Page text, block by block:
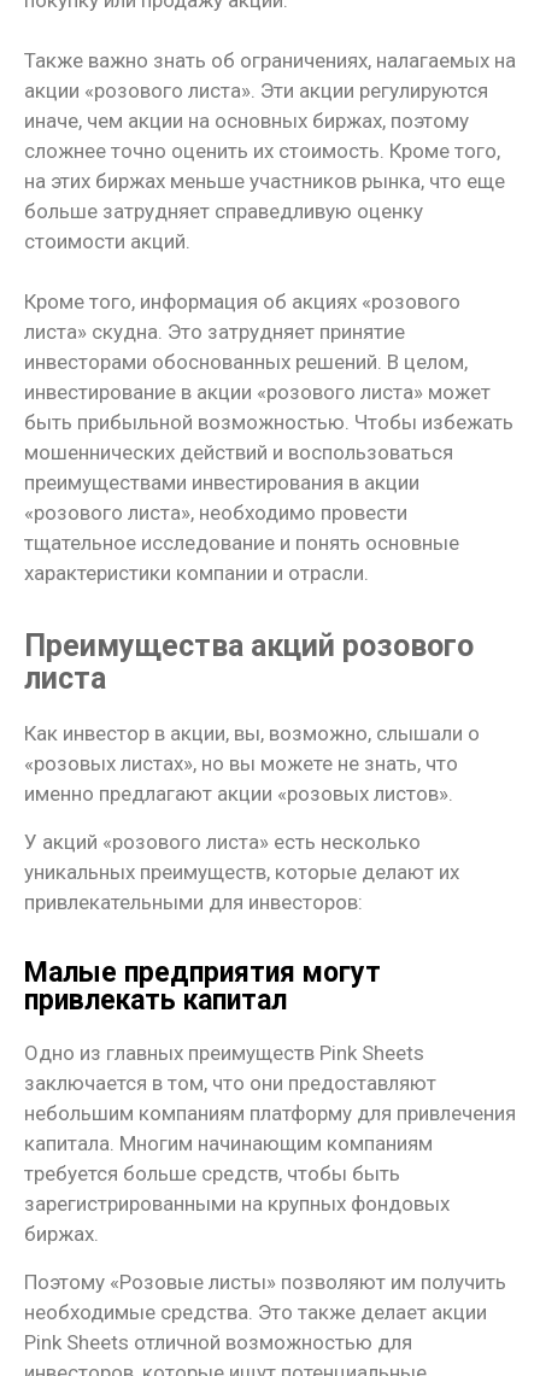
Также важно знать об ограничениях, налагаемых на
акции «розового листа». Эти акции регулируются
иначе, чем акции на основных биржах, поэтому
сложнее точно оценить их стоимость. Кроме того,
на этих биржах меньше участников рынка, что еще
больше затрудняет справедливую оценку
стоимости акций.
Кроме того, информация об акциях «розового
листа» скудна. Это затрудняет принятие
инвесторами обоснованных решений. В целом,
инвестирование в акции «розового листа» может
быть прибыльной возможностью. Чтобы избежать
мошеннических действий и воспользоваться
преимуществами инвестирования в акции
«розового листа», необходимо провести
тщательное исследование и понять основные
характеристики компании и отрасли.
Преимущества акций розового
листа
Как инвестор в акции, вы, возможно, слышали о
«розовых листах», но вы можете не знать, что
именно предлагают акции «розовых листов».
У акций «розового листа» есть несколько
уникальных преимуществ, которые делают их
привлекательными для инвесторов:
Малые предприятия могут
привлекать капитал
Одно из главных преимуществ Pink Sheets
заключается в том, что они предоставляют
небольшим компаниям платформу для привлечения
капитала. Многим начинающим компаниям
требуется больше средств, чтобы быть
зарегистрированными на крупных фондовых
биржах.
Поэтому «Розовые листы» позволяют им получить
необходимые средства. Это также делает акции
Pink Sheets отличной возможностью для